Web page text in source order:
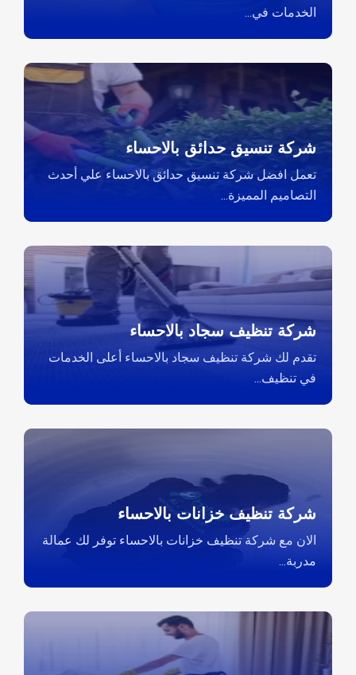
الخدمات في...
شركة تنسيق حدائق بالاحساء
تعمل افضل شركة تنسيق حدائق بالاحساء علي أحدث
التصاميم المميزة...
شركة تنظيف سجاد بالاحساء
تقدم لك شركة تنظيف سجاد بالاحساء أعلى الخدمات
في تنظيف...
شركة تنظيف خزانات بالاحساء
الان مع شركة تنظيف خزانات بالاحساء توفر لك عمالة
مدربة...